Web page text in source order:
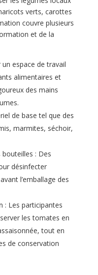
verts, carottes
couvre plusieurs
et de la
un espace de travail
alimentaires et
des mains
de base tel que des
marmites, séchoir,
: Des
désinfecter
l’emballage des
: Les participantes
les tomates en
tout en
de conservation